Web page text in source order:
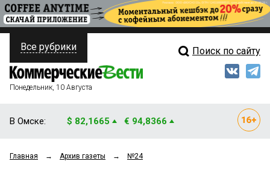
ПОЛИТИКА
ФИНАНСЫ
ОБЩЕСТВО
Свежий выпуск
Все рубрики Поиск по сайту
Понедельник, 10 Августа
В Омске: $ 82,1665 € 94,8366
Главная → Архив газеты → №24